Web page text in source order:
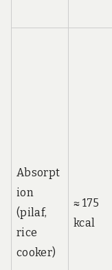
Absorpt
ion
(pilaf,
rice
cooker)
≈ 175
kcal